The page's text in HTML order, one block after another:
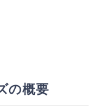
の概要